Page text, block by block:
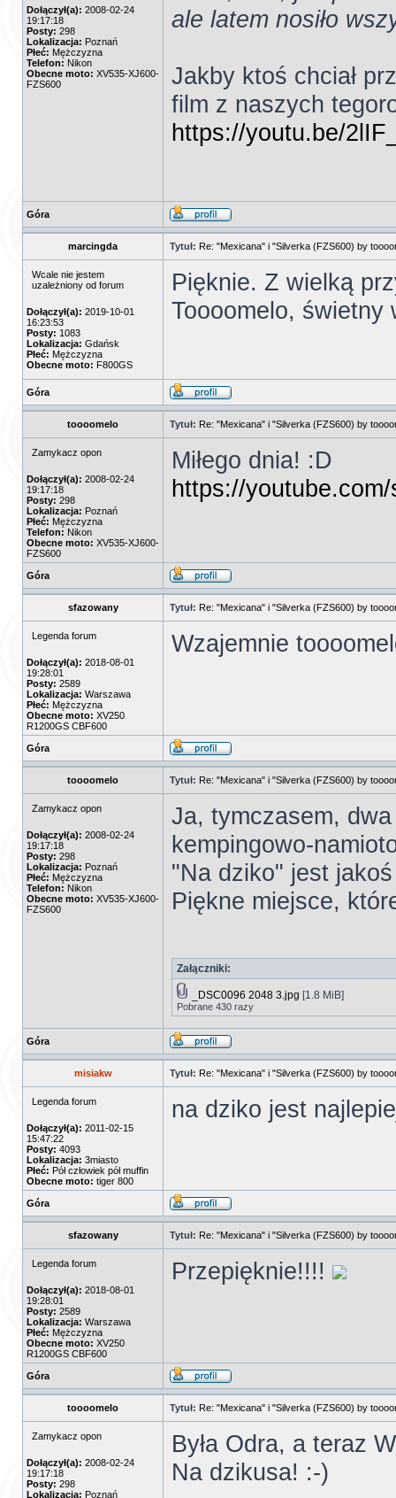
Dołączył(a): 2008-02-24
19:17:18
Posty: 298
Lokalizacja: Poznań
Płeć: Mężczyzna
Telefon: Nikon
Obecne moto: XV535-XJ600-
FZS600
ale latem nosiło
Jakby ktoś chciał
film z naszych
https://youtu.be/
Góra
marcingda Tytuł: Re: "Mexicana" i "Silverka (FZS600) by
Wcale nie jestem
uzależniony od forum
Dołączył(a): 2019-10-01
16:23:53
Posty: 1083
Lokalizacja: Gdańsk
Płeć: Mężczyzna
Obecne moto: F800GS
Pięknie. Z wielką
Toooomelo,
Góra
toooomelo Tytuł: Re: "Mexicana" i "Silverka (FZS600) by
Zamykacz opon
Dołączył(a): 2008-02-24
19:17:18
Posty: 298
Lokalizacja: Poznań
Płeć: Mężczyzna
Telefon: Nikon
Obecne moto: XV535-XJ600-
FZS600
Miłego dnia! :D
https://
Góra
sfazowany Tytuł: Re: "Mexicana" i "Silverka (FZS600) by
Legenda forum
Dołączył(a): 2018-08-01
19:28:01
Posty: 2589
Lokalizacja: Warszawa
Płeć: Mężczyzna
Obecne moto: XV250
R1200GS CBF600
Wzajemnie
Góra
toooomelo Tytuł: Re: "Mexicana" i "Silverka (FZS600) by
Zamykacz opon
Dołączył(a): 2008-02-24
19:17:18
Posty: 298
Lokalizacja: Poznań
Płeć: Mężczyzna
Telefon: Nikon
Obecne moto: XV535-XJ600-
FZS600
Ja, tymczasem,
kempingowo-
"Na dziko" jest
Piękne miejsce,
Załączniki:
_DSC0096 2048 3.jpg [1.8 MiB]
Pobrane 430 razy
Góra
misiakw Tytuł: Re: "Mexicana" i "Silverka (FZS600) by
Legenda forum
Dołączył(a): 2011-02-15
15:47:22
Posty: 4093
Lokalizacja: 3miasto
Płeć: Pół człowiek pół muffin
Obecne moto: tiger 800
na dziko jest
Góra
sfazowany Tytuł: Re: "Mexicana" i "Silverka (FZS600) by
Legenda forum
Dołączył(a): 2018-08-01
19:28:01
Posty: 2589
Lokalizacja: Warszawa
Płeć: Mężczyzna
Obecne moto: XV250
R1200GS CBF600
Przepięknie!!!!
Góra
toooomelo Tytuł: Re: "Mexicana" i "Silverka (FZS600) by
Zamykacz opon
Dołączył(a): 2008-02-24
19:17:18
Posty: 298
Lokalizacja: Poznań
Była Odra, a teraz
Na dzikusa! :-)